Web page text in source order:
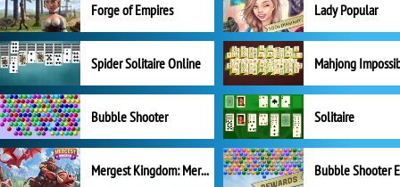
Forge of Empires Lady Popular
Spider Solitaire Online Mahjong
Bubble Shooter Solitaire
Mergest Kingdom: Merge Puzzle